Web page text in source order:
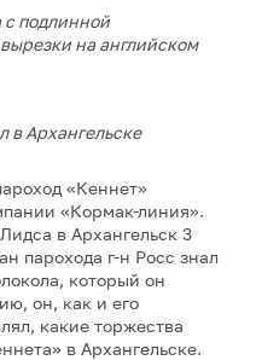
с подлинной
на английском
в Архангельске
«Кеннет»
«Кормак-линия».
в Архангельск 3
парохода г-н Росс знал
который он
он, как и его
какие торжества
в Архангельске.